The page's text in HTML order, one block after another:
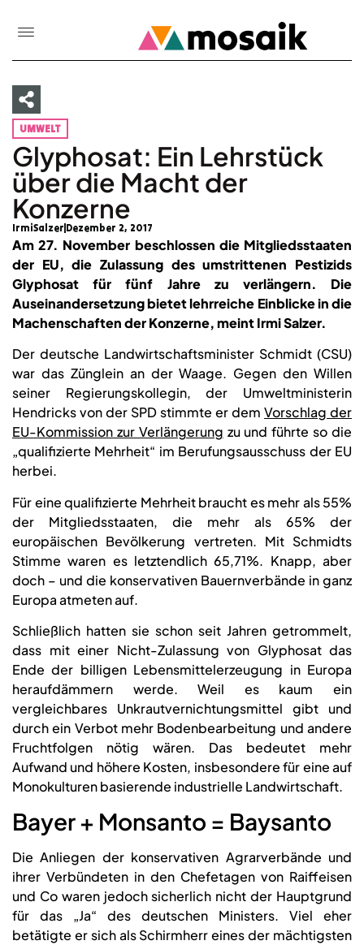
UMWELT
Glyphosat: Ein Lehrstück
über die Macht der
Konzerne
IrmiSalzer Dezember 2, 2017
Am 27. November beschlossen die Mitgliedsstaaten
der EU, die Zulassung des umstrittenen Pestizids
Glyphosat für fünf Jahre zu verlängern. Die
Auseinandersetzung bietet lehrreiche Einblicke in die
Machenschaften der Konzerne, meint Irmi Salzer.
Der deutsche Landwirtschaftsminister Schmidt (CSU)
war das Zünglein an der Waage. Gegen den Willen
seiner Regierungskollegin, der Umweltministerin
Hendricks von der SPD stimmte er dem Vorschlag der
EU-Kommission zur Verlängerung zu und führte so die
„qualifizierte Mehrheit“ im Berufungsausschuss der EU
herbei.
Für eine qualifizierte Mehrheit braucht es mehr als 55%
der Mitgliedsstaaten, die mehr als 65% der
europäischen Bevölkerung vertreten. Mit Schmidts
Stimme waren es letztendlich 65,71%. Knapp, aber
doch – und die konservativen Bauernverbände in ganz
Europa atmeten auf.
Schließlich hatten sie schon seit Jahren getrommelt,
dass mit einer Nicht-Zulassung von Glyphosat das
Ende der billigen Lebensmittelerzeugung in Europa
heraufdämmern werde. Weil es kaum ein
vergleichbares Unkrautvernichtungsmittel gibt und
durch ein Verbot mehr Bodenbearbeitung und andere
Fruchtfolgen nötig wären. Das bedeutet mehr
Aufwand und höhere Kosten, insbesondere für eine auf
Monokulturen basierende industrielle Landwirtschaft.
Bayer + Monsanto = Baysanto
Die Anliegen der konservativen Agrarverbände und
ihrer Verbündeten in den Chefetagen von Raiffeisen
und Co waren jedoch sicherlich nicht der Hauptgrund
für das „Ja“ des deutschen Ministers. Viel eher
betätigte er sich als Schirmherr eines der mächtigsten